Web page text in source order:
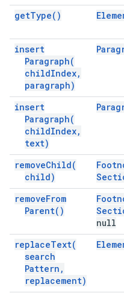
getType( )
insert
Paragraph(
childIndex,
paragraph)
insert
Paragraph(
childIndex,
text)
removeChild(
child)
removeFrom
Parent( )
null
replaceText(
search
Pattern ,
replacement)